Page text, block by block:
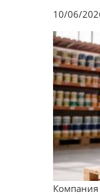
10/06/